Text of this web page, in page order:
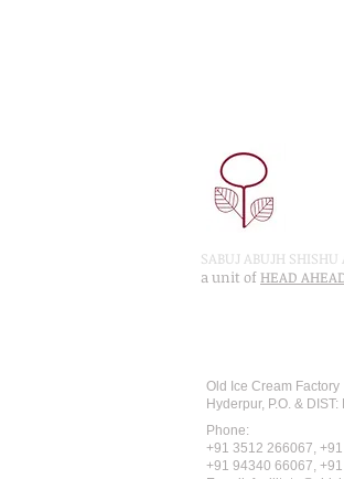
SABUJ ABUJH
a unit ofHEAD
Old Ice Cream Factory
Hyderpur, P.O. &
Phone:
+91 3512 266067,
+91 94340 66067,